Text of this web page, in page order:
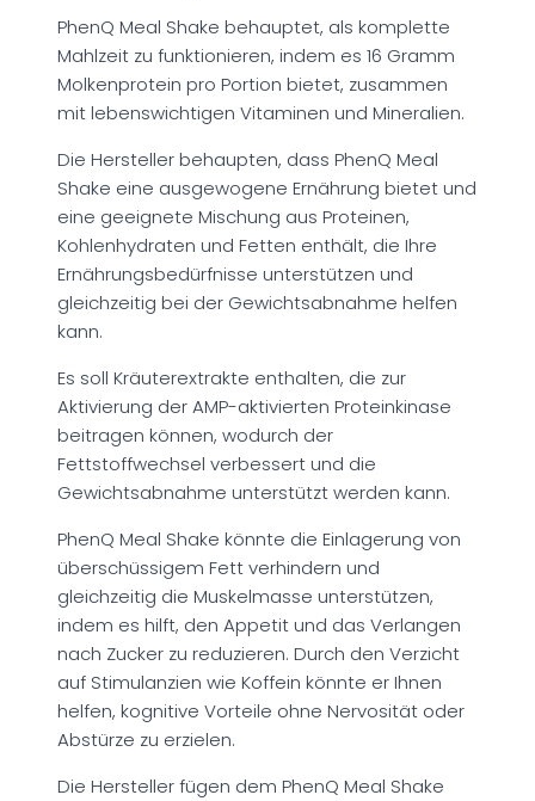
PhenQ Meal Shake behauptet, als komplette
Mahlzeit zu funktionieren, indem es 16 Gramm
Molkenprotein pro Portion bietet, zusammen
mit lebenswichtigen Vitaminen und Mineralien.
Die Hersteller behaupten, dass PhenQ Meal
Shake eine ausgewogene Ernährung bietet und
eine geeignete Mischung aus Proteinen,
Kohlenhydraten und Fetten enthält, die Ihre
Ernährungsbedürfnisse unterstützen und
gleichzeitig bei der Gewichtsabnahme helfen
kann.
Es soll Kräuterextrakte enthalten, die zur
Aktivierung der AMP-aktivierten Proteinkinase
beitragen können, wodurch der
Fettstoffwechsel verbessert und die
Gewichtsabnahme unterstützt werden kann.
PhenQ Meal Shake könnte die Einlagerung von
überschüssigem Fett verhindern und
gleichzeitig die Muskelmasse unterstützen,
indem es hilft, den Appetit und das Verlangen
nach Zucker zu reduzieren. Durch den Verzicht
auf Stimulanzien wie Koffein könnte er Ihnen
helfen, kognitive Vorteile ohne Nervosität oder
Abstürze zu erzielen.
Die Hersteller fügen dem PhenQ Meal Shake